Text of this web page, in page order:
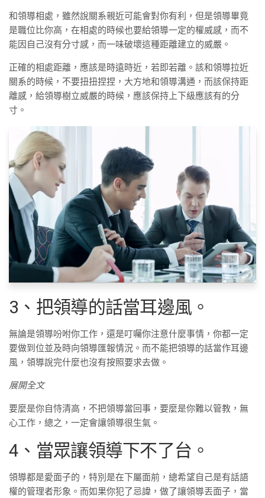
和領導相處，雖然說關系親近可能會對你有利，但是領導畢竟
是職位比你高，在相處的時候也要給領導一定的權威感，而不
能因自己沒有分寸感，而一味破壞這種距離建立的威嚴。
正確的相處距離，應該是時遠時近，若即若離。該和領導拉近
關系的時候，不要扭扭捏捏，大方地和領導溝通，而該保持距
離感，給領導樹立威嚴的時候，應該保持上下級應該有的分
寸。
3、把領導的話當耳邊風。
無論是領導吩咐你工作，還是叮囑你注意什麼事情，你都一定
要做到位並及時向領導匯報情況。而不能把領導的話當作耳邊
風，領導說完什麼也沒有按照要求去做。
展開全文
要麼是你自恃清高，不把領導當回事，要麼是你難以管教，無
心工作，總之，一定會讓領導很生氣。
4、當眾讓領導下不了台。
領導都是愛面子的，特別是在下屬面前，總希望自己是有話語
權的管理者形象。而如果你犯了忌諱，做了讓領導丟面子，當